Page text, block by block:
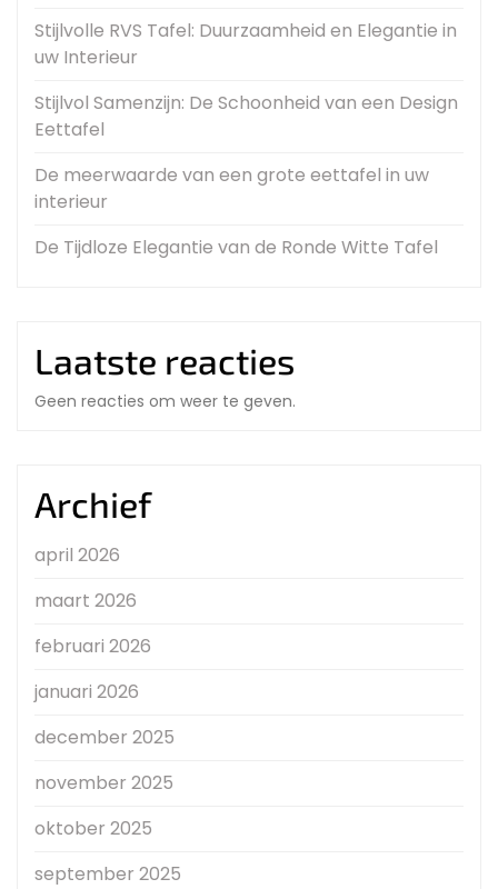
Stijlvolle RVS Tafel: Duurzaamheid en Elegantie in
uw Interieur
Stijlvol Samenzijn: De Schoonheid van een Design
Eettafel
De meerwaarde van een grote eettafel in uw
interieur
De Tijdloze Elegantie van de Ronde Witte Tafel
Laatste reacties
Geen reacties om weer te geven.
Archief
april 2026
maart 2026
februari 2026
januari 2026
december 2025
november 2025
oktober 2025
september 2025